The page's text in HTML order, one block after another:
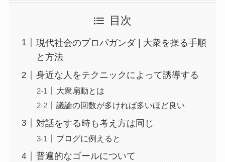
目次
現代社会のプロパガンダ | 大衆を操る手順
と方法
身近な人をテクニックによって誘導する
大衆扇動とは
議論の回数が多ければ多いほど良い
対話をする時も考え方は同じ
ブログに例えると
普遍的なゴールについて